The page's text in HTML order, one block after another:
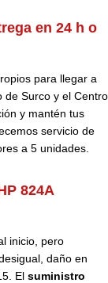
en 24 h o
para llegar a
de Surco y el Centro
y mantén tus
servicio de
a 5 unidades.
824A
inicio, pero
daño en
El suministro